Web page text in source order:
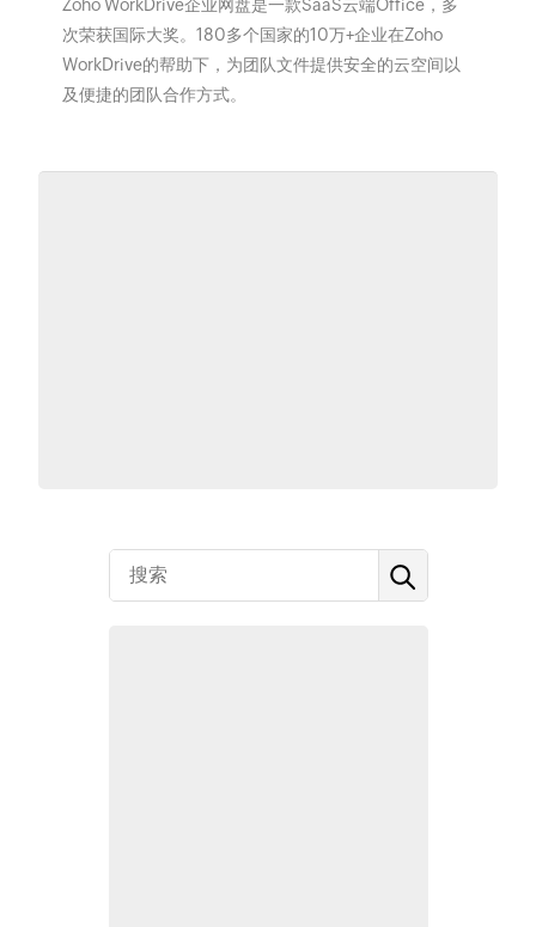
Zoho WorkDrive企业网盘是一款SaaS云端Office，多
次荣获国际大奖。180多个国家的10万+企业在Zoho
WorkDrive的帮助下，为团队文件提供安全的云空间以
及便捷的团队合作方式。